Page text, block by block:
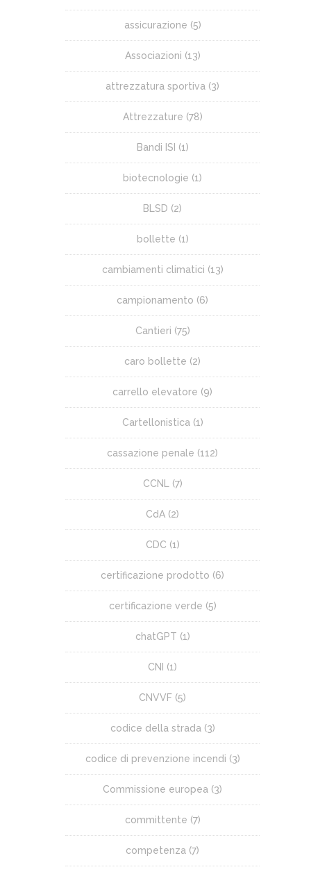
assicurazione (5)
Associazioni (13)
attrezzatura sportiva (3)
Attrezzature (78)
Bandi ISI (1)
biotecnologie (1)
BLSD (2)
bollette (1)
cambiamenti climatici (13)
campionamento (6)
Cantieri (75)
caro bollette (2)
carrello elevatore (9)
Cartellonistica (1)
cassazione penale (112)
CCNL (7)
CdA (2)
CDC (1)
certificazione prodotto (6)
certificazione verde (5)
chatGPT (1)
CNI (1)
CNVVF (5)
codice della strada (3)
codice di prevenzione incendi (3)
Commissione europea (3)
committente (7)
competenza (7)